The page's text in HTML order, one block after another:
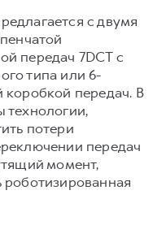
с двумя
передач 7DCT с
типа или 6-
коробкой передач. В
технологии,
потери
передач
момент,